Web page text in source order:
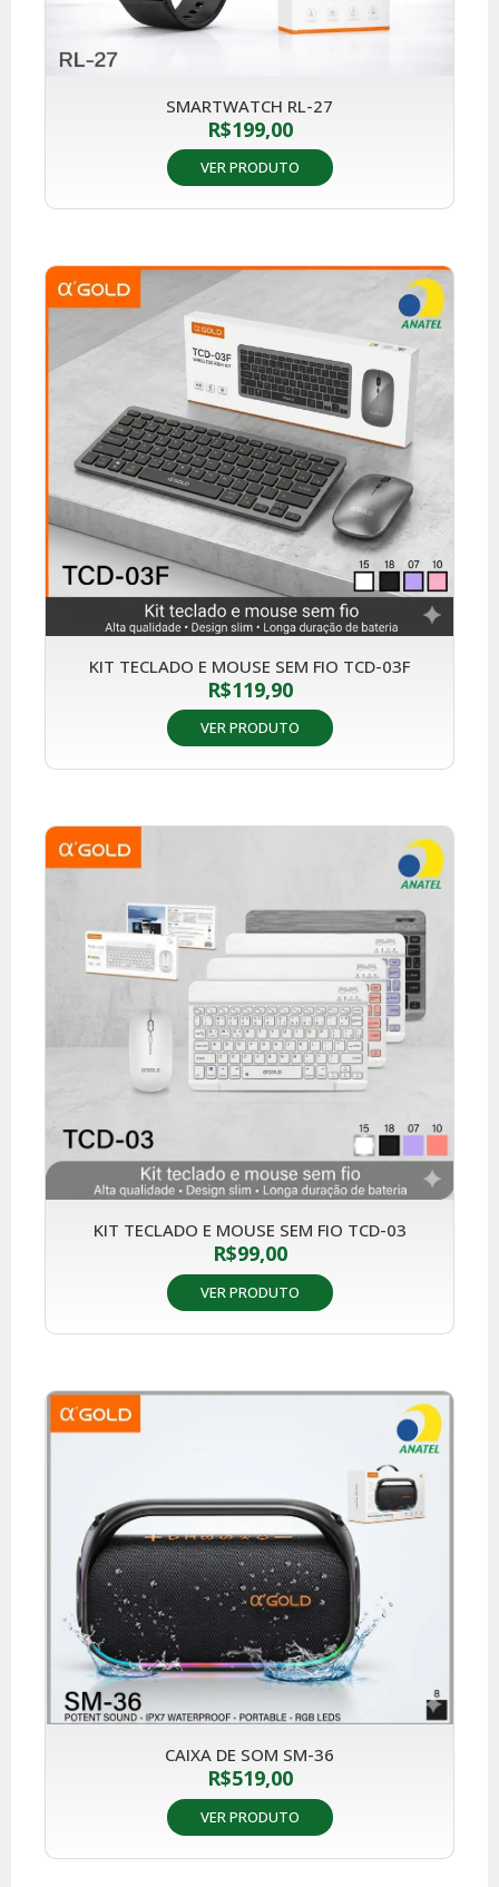
SMARTWATCH RL-27
R$199,00
VER PRODUTO
KIT TECLADO E MOUSE SEM FIO TCD-03F
R$119,90
VER PRODUTO
KIT TECLADO E MOUSE SEM FIO TCD-03
R$99,00
VER PRODUTO
CAIXA DE SOM SM-36
R$519,00
VER PRODUTO